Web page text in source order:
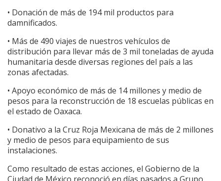
• Donación de más de 194 mil productos para
damnificados.
• Más de 490 viajes de nuestros vehículos de
distribución para llevar más de 3 mil toneladas de ayuda
humanitaria desde diversas regiones del país a las
zonas afectadas.
• Apoyo económico de más de 14 millones y medio de
pesos para la reconstrucción de 18 escuelas públicas en
el estado de Oaxaca.
• Donativo a la Cruz Roja Mexicana de más de 2 millones
y medio de pesos para equipamiento de sus
instalaciones.
Como resultado de estas acciones, el Gobierno de la